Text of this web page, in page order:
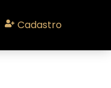
Cadastro